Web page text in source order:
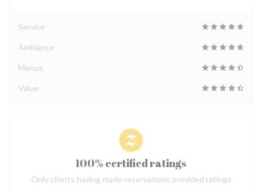
Service
Ambiance
Menus
Value
100% certified ratings
Only clients having made reservations provided ratings